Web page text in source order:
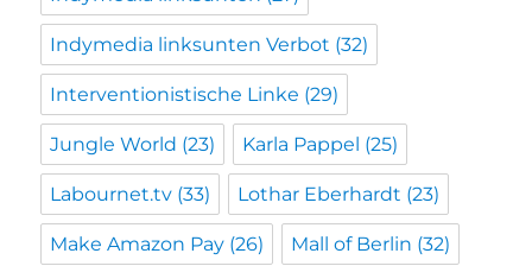
Indymedia linksunten Verbot (32)
Interventionistische Linke (29)
Jungle World (23) Karla Pappel (25)
Labournet.tv (33) Lothar Eberhardt (23)
Make Amazon Pay (26) Mall of Berlin (32)